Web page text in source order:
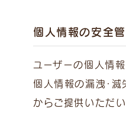
個人情報の安全管
ユーザーの個人情報
個人情報の漏洩・滅
からご提供いただ